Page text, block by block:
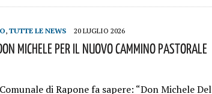
, TUTTE LE NEWS 20 LUGLIO 2026
Michele Per Il Nuovo Cammino Pastorale
di Rapone fa sapere: “Don Michele Del